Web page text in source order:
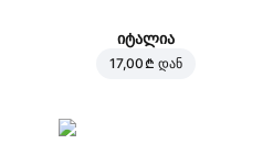
იტალია
17,00 ₾ დან